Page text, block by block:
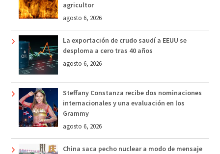
agricultor
agosto 6, 2026
La exportación de crudo saudí a EEUU se
desploma a cero tras 40 años
agosto 6, 2026
Steffany Constanza recibe dos nominaciones
internacionales y una evaluación en los
Grammy
agosto 6, 2026
China saca pecho nuclear a modo de mensaje